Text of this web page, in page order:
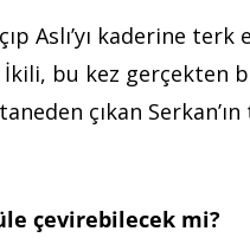
Aslı’yı kaderine
İkili, bu kez gerçekten
çıkan Serkan’ın
çevirebilecek mi?